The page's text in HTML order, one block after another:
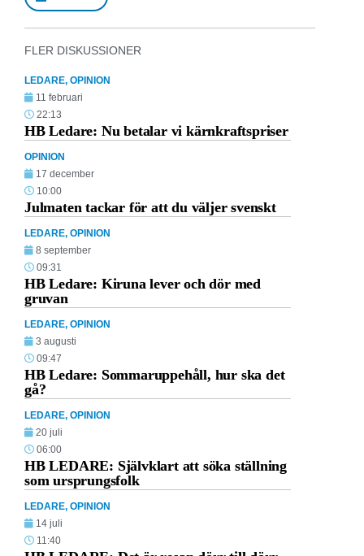
FLER DISKUSSIONER
LEDARE, OPINION
11 februari
22:13
HB Ledare: Nu betalar vi kärnkraftspriser
OPINION
17 december
10:00
Julmaten tackar för att du väljer svenskt
LEDARE, OPINION
8 september
09:31
HB Ledare: Kiruna lever och dör med
gruvan
LEDARE, OPINION
3 augusti
09:47
HB Ledare: Sommaruppehåll, hur ska det
gå?
LEDARE, OPINION
20 juli
06:00
HB LEDARE: Självklart att söka ställning
som ursprungsfolk
LEDARE, OPINION
14 juli
11:40